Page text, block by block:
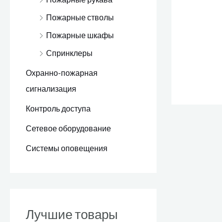
Пожарные стволы
Пожарные шкафы
Спринклеры
Охранно-пожарная
сигнализация
Контроль доступа
Сетевое оборудование
Системы оповещения
Лучшие товары